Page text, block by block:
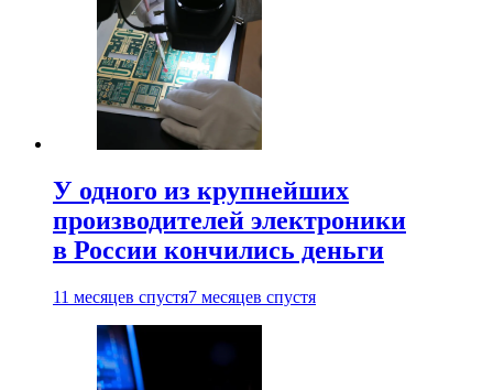
У одного из крупнейших
производителей электроники
в России кончились деньги
11 месяцев спустя7 месяцев спустя